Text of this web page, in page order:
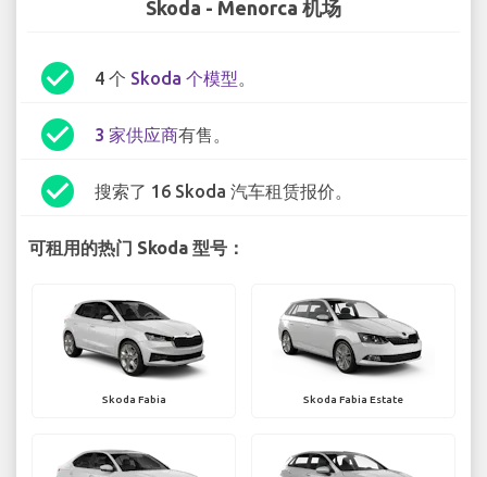
Skoda - Menorca 机场
check_circle 4 个 Skoda 个模型。
check_circle 3 家供应商有售。
check_circle 搜索了 16 Skoda 汽车租赁报价。
可租用的热门 Skoda 型号：
Skoda Fabia Skoda Fabia Estate